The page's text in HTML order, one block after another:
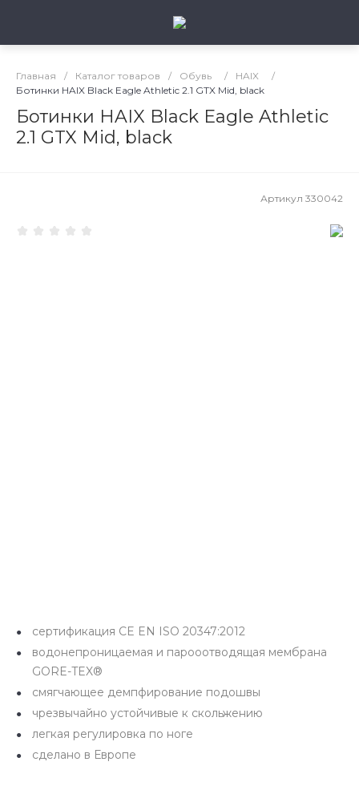
Главная / Каталог товаров / Обувь / HAIX
/
Ботинки HAIX Black Eagle Athletic 2.1 GTX Mid, black
Ботинки HAIX Black Eagle Athletic
2.1 GTX Mid, black
Артикул 330042
сертификация CE EN ISO 20347:2012
водонепроницаемая и парооотводящая мембрана
GORE-TEX®
смягчающее демпфирование подошвы
чрезвычайно устойчивые к скольжению
легкая регулировка по ноге
сделано в Европе